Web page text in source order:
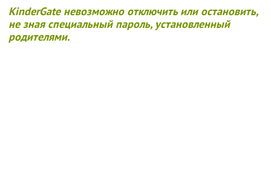
KinderGate невозможно отключить или остановить,
не зная специальный пароль, установленный
родителями.